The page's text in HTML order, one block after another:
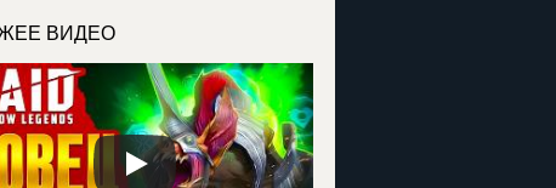
ВИДЕО